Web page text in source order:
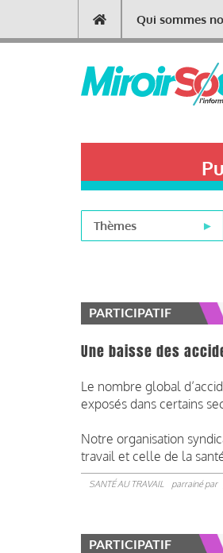
contenu
Main
navigation
Qui sommes
Thèmes
PARTICIPATIF
Une baisse des
Le nombre global
exposés dans certains
Notre organisation
travail et celle de la
SANTÉ AU TRAVAIL parrainé par
PARTICIPATIF